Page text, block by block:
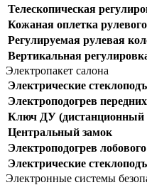
Телескопическая
Кожаная оплетка
Регулируемая рулевая
Вертикальная
Электропакет салона
Электрические
Электроподогрев
Ключ ДУ (дистанционный
Центральный замок
Электроподогрев
Электрические
Электронные системы